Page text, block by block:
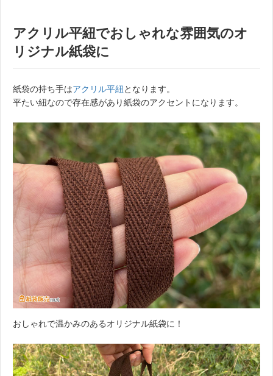
アクリル平紐でおしゃれな雰囲気のオ
リジナル紙袋に
紙袋の持ち手はアクリル平紐となります。
平たい紐なので存在感があり紙袋のアクセントになります。
おしゃれで温かみのあるオリジナル紙袋に！